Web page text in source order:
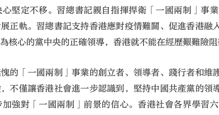
堅定不移。習總書記親自指揮捍衛「一國兩制」事
正軌。習總書記支持香港應對疫情難關、促進香港融
核心的黨中央的正確領導，香港就不能在經歷艱難險阻
的「一國兩制」事業的創立者、領導者、踐行者和維
不僅讓香港社會進一步認識到，堅持中國共產黨的領
強對「一國兩制」前景的信心。香港社會各界學習